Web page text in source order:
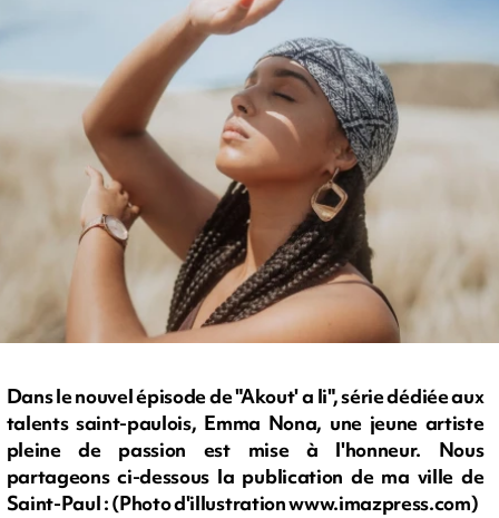
Dans le nouvel épisode de "Akout' a li", série dédiée aux
talents saint-paulois, Emma Nona, une jeune artiste
pleine de passion est mise à l'honneur. Nous
partageons ci-dessous la publication de ma ville de
Saint-Paul : (Photo d'illustration www.imazpress.com)